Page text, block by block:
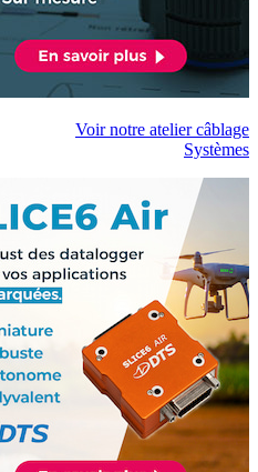
Voir notre atelier câblage
Systèmes